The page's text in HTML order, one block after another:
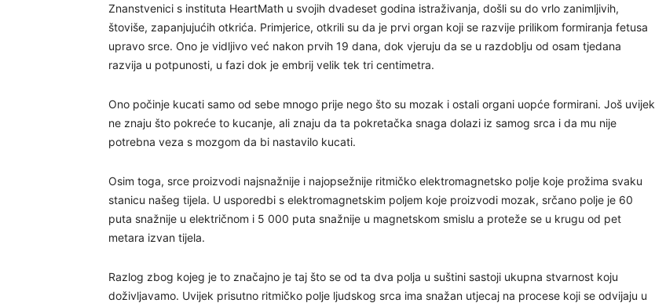
Znanstvenici s instituta HeartMath u svojih dvadeset godina istraživanja, došli su do vrlo zanimljivih,
štoviše, zapanjujućih otkrića. Primjerice, otkrili su da je prvi organ koji se razvije prilikom formiranja fetusa
upravo srce. Ono je vidljivo već nakon prvih 19 dana, dok vjeruju da se u razdoblju od osam tjedana
razvija u potpunosti, u fazi dok je embrij velik tek tri centimetra.
Ono počinje kucati samo od sebe mnogo prije nego što su mozak i ostali organi uopće formirani. Još uvijek
ne znaju što pokreće to kucanje, ali znaju da ta pokretačka snaga dolazi iz samog srca i da mu nije
potrebna veza s mozgom da bi nastavilo kucati.
Osim toga, srce proizvodi najsnažnije i najopsežnije ritmičko elektromagnetsko polje koje prožima svaku
stanicu našeg tijela. U usporedbi s elektromagnetskim poljem koje proizvodi mozak, srčano polje je 60
puta snažnije u električnom i 5 000 puta snažnije u magnetskom smislu a proteže se u krugu od pet
metara izvan tijela.
Razlog zbog kojeg je to značajno je taj što se od ta dva polja u suštini sastoji ukupna stvarnost koju
doživljavamo. Uvijek prisutno ritmičko polje ljudskog srca ima snažan utjecaj na procese koji se odvijaju u